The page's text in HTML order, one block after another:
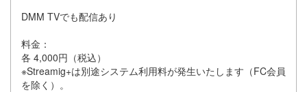
DMM TVでも配信あり
料金：
各 4,000円（税込）
※Streamig+は別途システム利用料が発生いたします（FC会員
を除く）。